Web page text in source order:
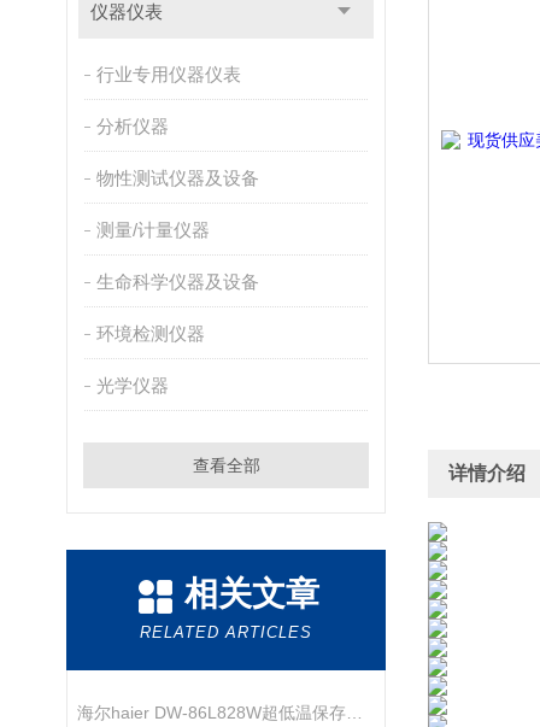
仪器仪表
行业专用仪器仪表
分析仪器
物性测试仪器及设备
测量/计量仪器
生命科学仪器及设备
环境检测仪器
光学仪器
查看全部
相关文章
RELATED ARTICLES
详情介绍